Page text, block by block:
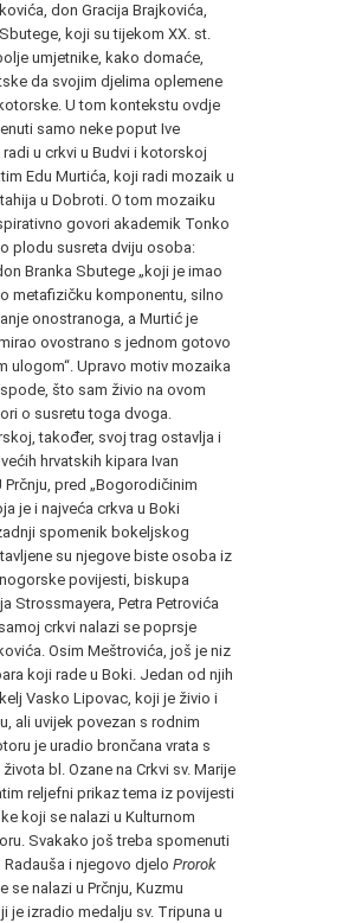
don Gracija Brajkovića,
koji su tijekom XX. st.
umjetnike, kako domaće,
da svojim djelima oplemene
U tom kontekstu ovdje
samo neke poput Ive
u crkvi u Budvi i kotorskoj
Edu Murtića, koji radi mozaik u
u Dobroti. O tom mozaiku
govori akademik Tonko
plodu susreta dviju osoba:
Branka Sbutege „koji je imao
metafizičku komponentu, silno
onostranoga, a Murtić je
ovostrano s jednom gotovo
ulogom“. Upravo motiv mozaika
što sam živio na ovom
o susretu toga dvoga.
također, svoj trag ostavlja i
hrvatskih kipara Ivan
Prčnju, pred „Bogorodičinim
je i najveća crkva u Boki
spomenik bokeljskog
su njegove biste osoba iz
povijesti, biskupa
Strossmayera, Petra Petrovića
crkvi nalazi se poprsje
Osim Meštrovića, još je niz
koji rade u Boki. Jedan od njih
Vasko Lipovac, koji je živio i
ali uvijek povezan s rodnim
je uradio brončana vrata s
bl. Ozane na Crkvi sv. Marije
reljefni prikaz tema iz povijesti
koji se nalazi u Kulturnom
Svakako još treba spomenuti
Radauša i njegovo djelo Prorok
se nalazi u Prčnju, Kuzmu
je izradio medalju sv. Tripuna u